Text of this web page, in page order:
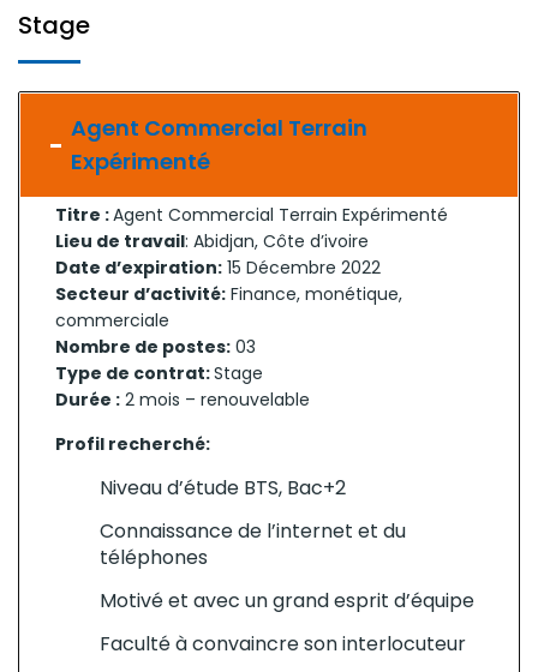
Stage
Agent Commercial Terrain
Expérimenté
Titre :Agent Commercial Terrain Expérimenté
Lieu de travail: Abidjan, Côte d’ivoire
Date d’expiration: 15 Décembre 2022
Secteur d’activité: Finance, monétique,
commerciale
Nombre de postes: 03
Type de contrat:Stage
Durée : 2 mois – renouvelable
Profil recherché:
Niveau d’étude BTS, Bac+2
Connaissance de l’internet et du
téléphones
Motivé et avec un grand esprit d’équipe
Faculté à convaincre son interlocuteur